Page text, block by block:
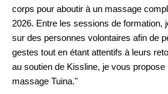
corps pour aboutir à un massage
2026. Entre les sessions de formation,
sur des personnes volontaires afin de
gestes tout en étant attentifs à leurs
au soutien de Kissline, je vous propose
massage Tuina."